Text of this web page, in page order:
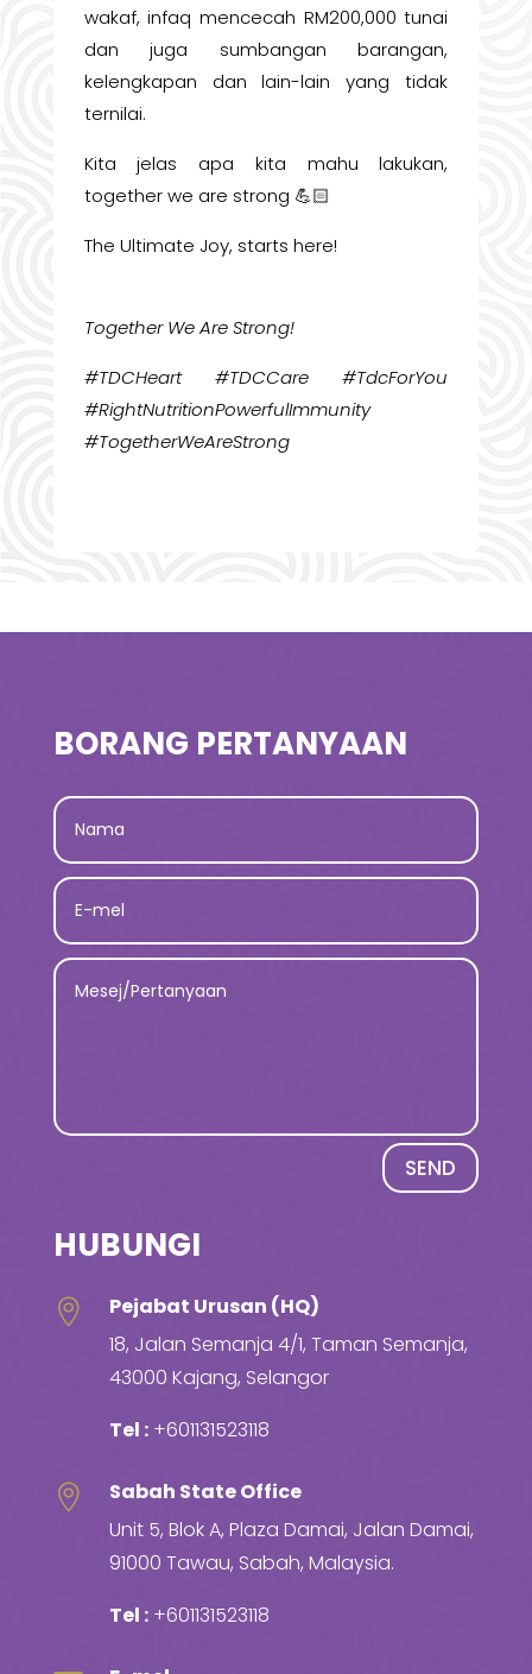
wakaf, infaq mencecah RM200,000 tunai
dan juga sumbangan barangan,
kelengkapan dan lain-lain yang tidak
ternilai.
Kita jelas apa kita mahu lakukan,
together we are strong 💪🏻
The Ultimate Joy, starts here!
Together We Are Strong!
#TDCHeart #TDCCare #TdcForYou
#RightNutritionPowerfulImmunity
#TogetherWeAreStrong
BORANG PERTANYAAN
SEND
HUBUNGI

Pejabat Urusan (HQ)
18, Jalan Semanja 4/1, Taman Semanja,
43000 Kajang, Selangor
Tel : +601131523118

Sabah State Office
Unit 5, Blok A, Plaza Damai, Jalan Damai,
91000 Tawau, Sabah, Malaysia.
Tel : +601131523118